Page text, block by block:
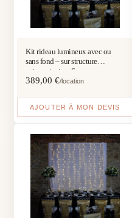
Kit rideau lumineux avec ou
sans fond – sur structure
autoportante – 6 m
389,00€/location
AJOUTER À MON DEVIS